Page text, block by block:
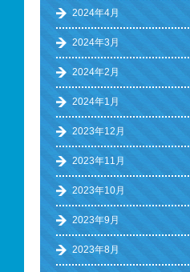
2024年4月
2024年3月
2024年2月
2024年1月
2023年12月
2023年11月
2023年10月
2023年9月
2023年8月